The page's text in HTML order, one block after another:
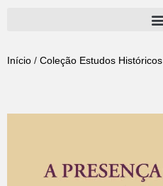
para
Início / Coleção Estudos Históricos